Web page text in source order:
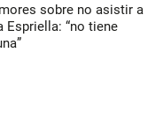
sobre no asistir a
Espriella: “no tiene